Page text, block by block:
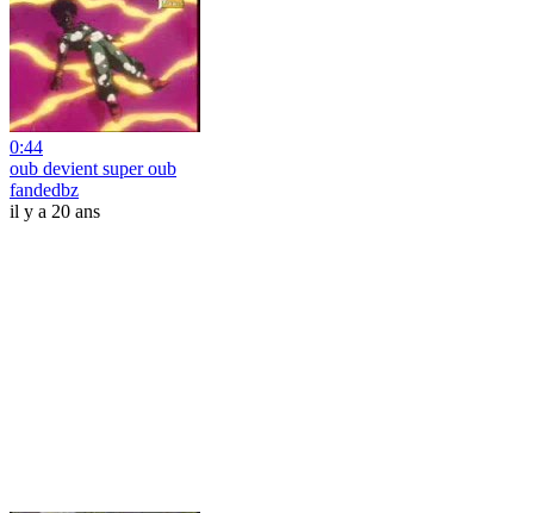
0:44
oub devient super oub
fandedbz
il y a 20 ans